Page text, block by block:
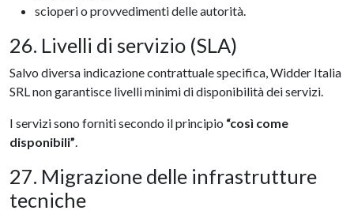
scioperi o provvedimenti delle autorità.
26. Livelli di servizio (SLA)
Salvo diversa indicazione contrattuale specifica, Widder Italia
SRL non garantisce livelli minimi di disponibilità dei servizi.
I servizi sono forniti secondo il principio “così come
disponibili”.
27. Migrazione delle infrastrutture
tecniche